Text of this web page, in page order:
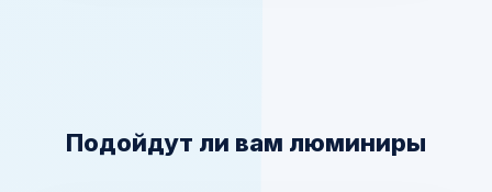
Подойдут ли вам люминиры